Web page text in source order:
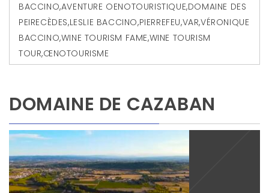
BACCINO,AVENTURE OENOTOURISTIQUE,DOMAINE DES
PEIRECÈDES,LESLIE BACCINO,PIERREFEU,VAR,VÉRONIQUE
BACCINO,WINE TOURISM FAME,WINE TOURISM
TOUR,ŒNOTOURISME
DOMAINE DE CAZABAN